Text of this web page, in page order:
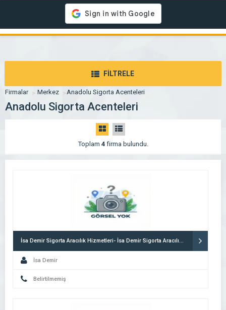
FİLTRELE
Firmalar Merkez Anadolu Sigorta Acenteleri
Anadolu Sigorta Acenteleri
Toplam 4firma bulundu.
İsa Demir Sigorta Aracılık Hizmetleri- İsa Demir Sigorta Aracılık Hizmetleri Ltd.şti.
İsa Demir
Belirtilmemiş